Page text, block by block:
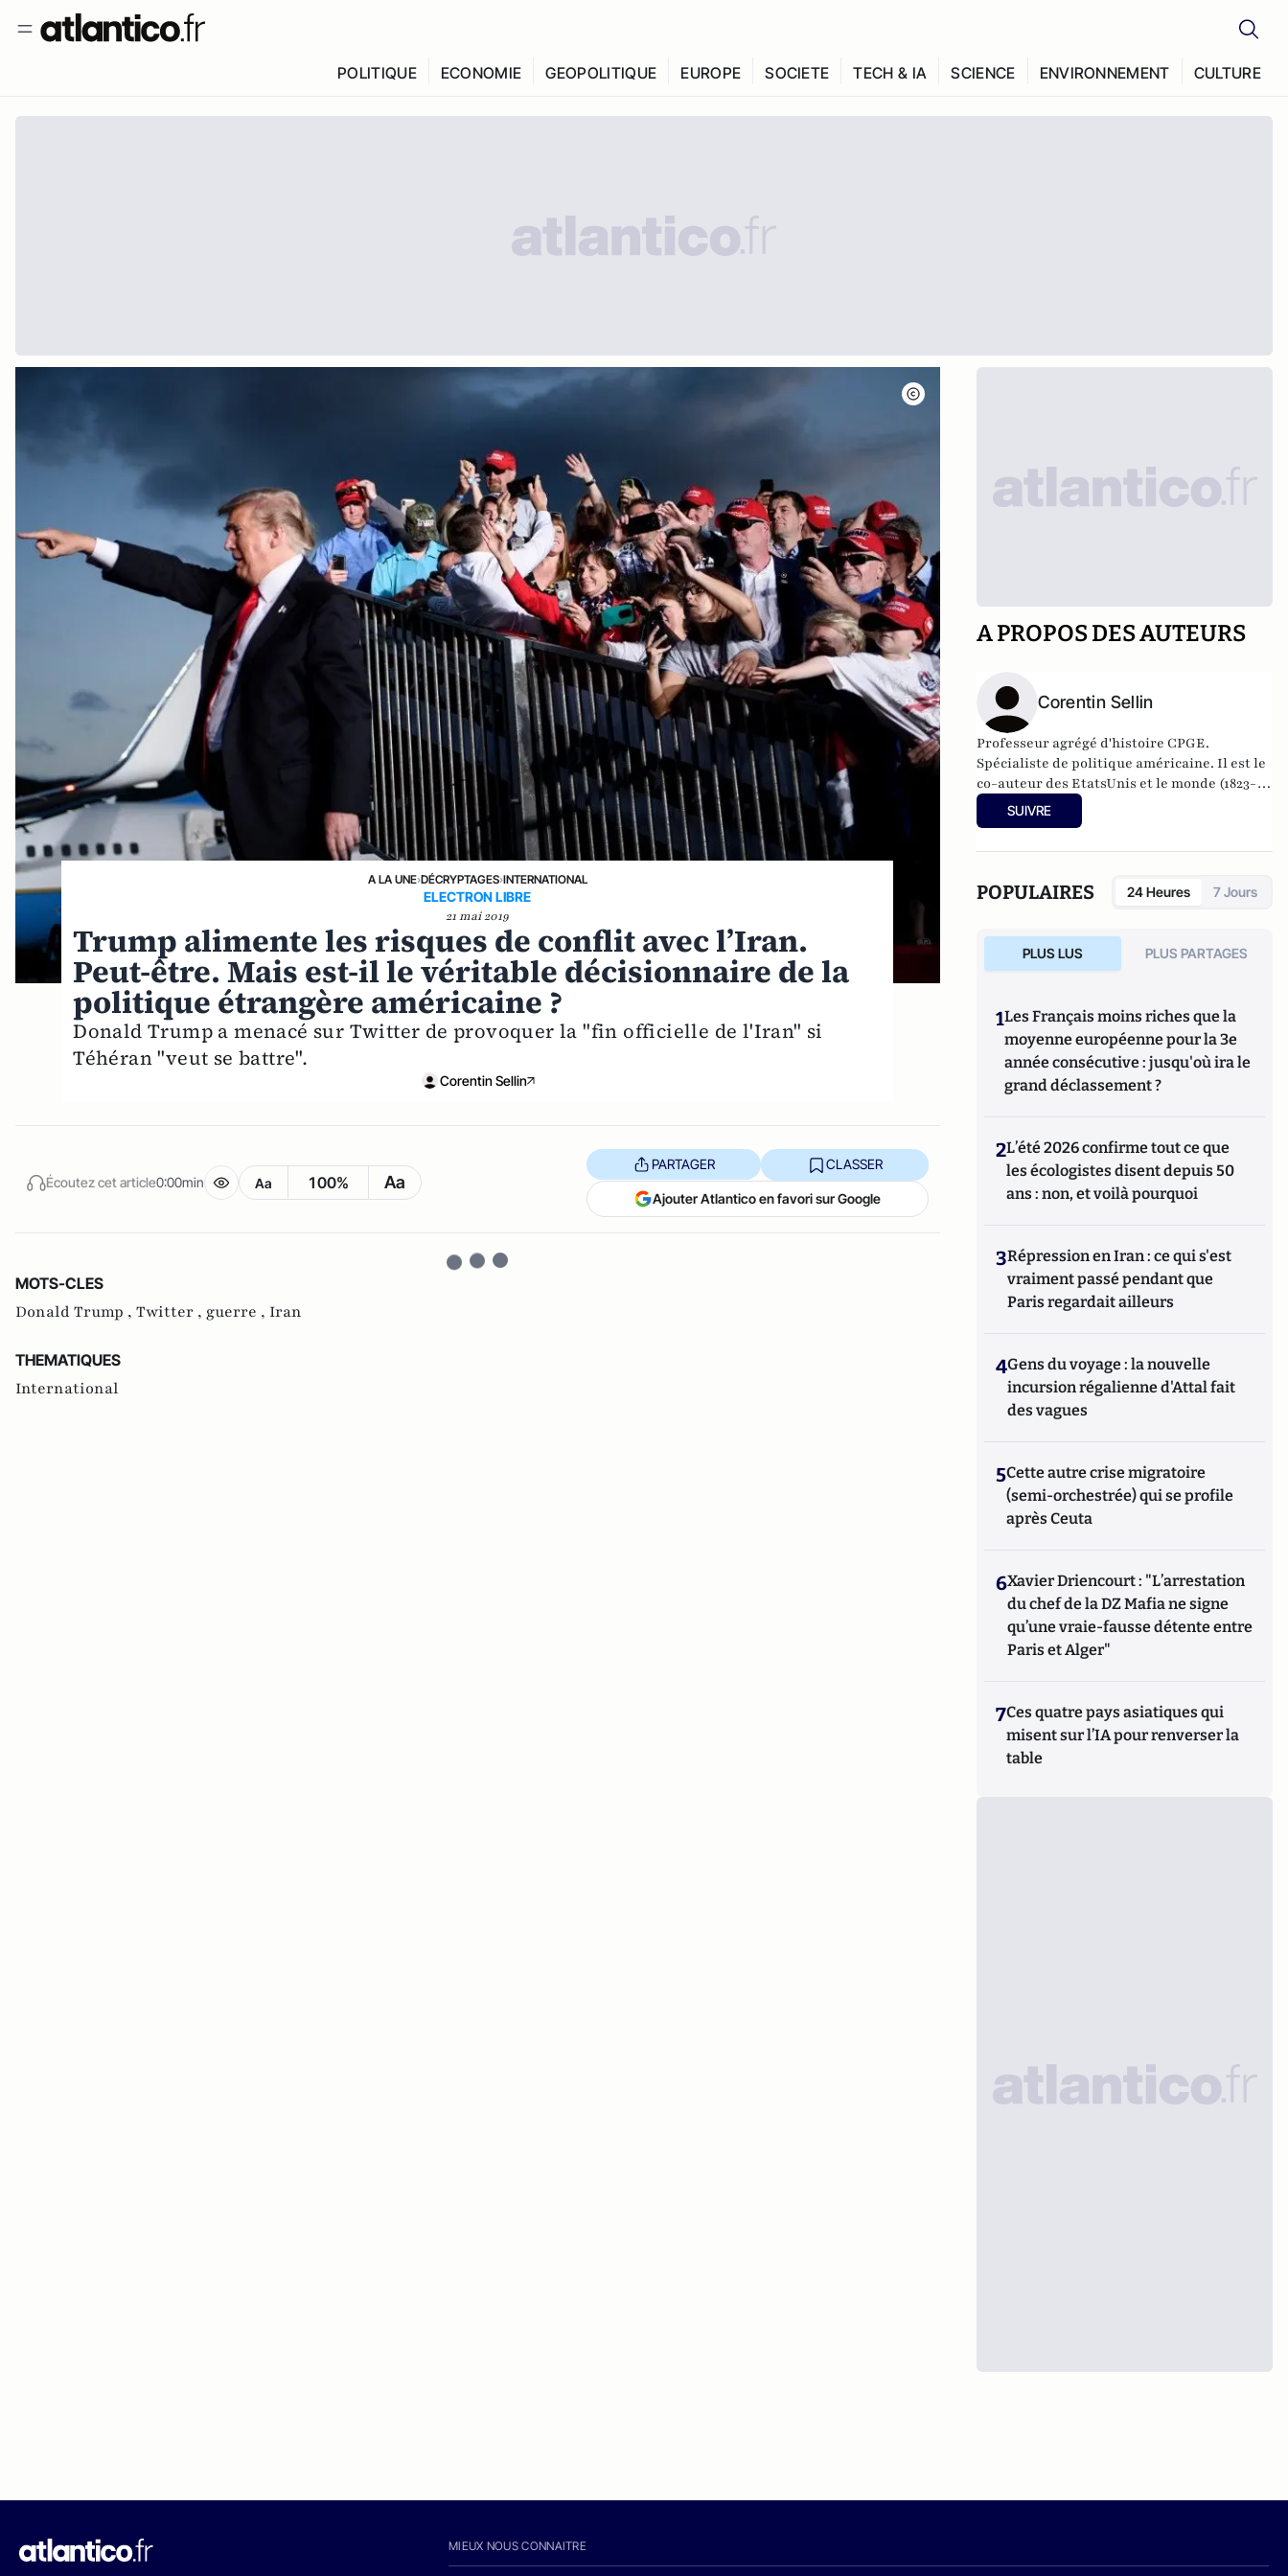
POLITIQUE ECONOMIE GEOPOLITIQUE EUROPE SOCIETE TECH & IA SCIENCE ENVIRONNEMENT CULTURE
A LA UNE›DÉCRYPTAGES›INTERNATIONAL
ELECTRON LIBRE
21 mai 2019
Trump alimente les risques de conflit avec l’Iran.
Peut-être. Mais est-il le véritable décisionnaire de la
politique étrangère américaine ?
Donald Trump a menacé sur Twitter de provoquer la "fin officielle de l'Iran" si
Téhéran "veut se battre".
Corentin Sellin
Écoutez cet article0:00min Aa 100% Aa
PARTAGER CLASSER
Ajouter Atlantico en favori sur Google
MOTS-CLES
Donald Trump , Twitter , guerre , Iran
THEMATIQUES
International
A PROPOS DES AUTEURS
Corentin Sellin
Professeur agrégé d'histoire CPGE.
Spécialiste de politique américaine. Il est le
co-auteur des EtatsUnis et le monde (1823-
1945) aux Editions Atlande (2018).
SUIVRE
POPULAIRES 24 Heures 7 Jours
PLUS LUS PLUS PARTAGES
1Les Français moins riches que la
moyenne européenne pour la 3e
année consécutive : jusqu'où ira le
grand déclassement ?
2L’été 2026 confirme tout ce que
les écologistes disent depuis 50
ans : non, et voilà pourquoi
3Répression en Iran : ce qui s'est
vraiment passé pendant que
Paris regardait ailleurs
4Gens du voyage : la nouvelle
incursion régalienne d'Attal fait
des vagues
5Cette autre crise migratoire
(semi-orchestrée) qui se profile
après Ceuta
6Xavier Driencourt : "L’arrestation
du chef de la DZ Mafia ne signe
qu’une vraie-fausse détente entre
Paris et Alger"
7Ces quatre pays asiatiques qui
misent sur l’IA pour renverser la
table
MIEUX NOUS CONNAITRE